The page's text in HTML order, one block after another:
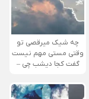
چه شیک میرقصی تو
وقتی مستی مهم نیست
گفت کجا دیشب چی –